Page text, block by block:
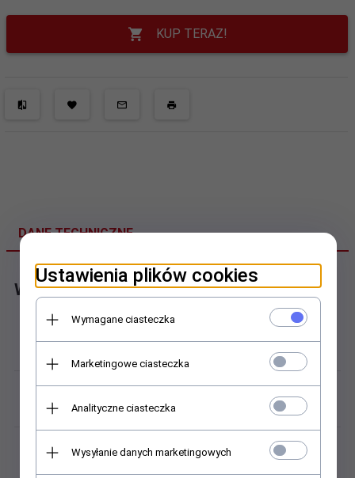
KUP TERAZ!
DANE TECHNICZNE
Wózek profilowy
Dokładność obrotu:
INA G4
Ustawienia plików cookies
Wymagane ciasteczka
Marketingowe ciasteczka
Analityczne ciasteczka
Wysyłanie danych marketingowych